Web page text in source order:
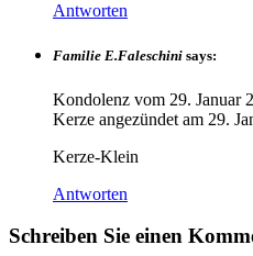
Antworten
Familie E.Faleschini says:
Kondolenz vom 29. Januar
Kerze angezündet am 29.
Kerze-Klein
Antworten
Schreiben Sie einen